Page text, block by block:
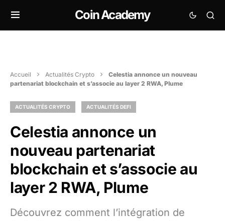
Coin Academy
Accueil Actualités Crypto
Celestia annonce un nouveau
partenariat blockchain et s’associe au layer 2 RWA, Plume
ACTUALITÉS CRYPTO ACTUALITÉS DEFI
Celestia annonce un
nouveau partenariat
blockchain et s’associe au
layer 2 RWA, Plume
Découvrez comment l’intégration de